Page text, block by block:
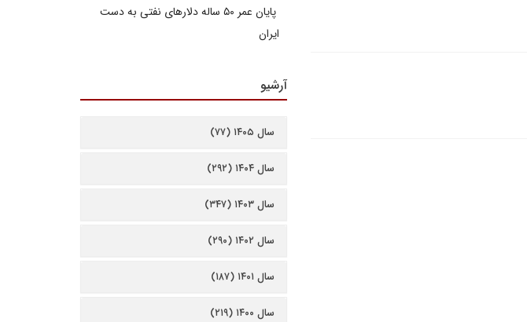
پایان عمر ۵۰ ساله دلارهای نفتی به دست
ایران
آرشیو
سال ۱۴۰۵ (۷۷)
سال ۱۴۰۴ (۲۹۲)
سال ۱۴۰۳ (۳۴۷)
سال ۱۴۰۲ (۲۹۰)
سال ۱۴۰۱ (۱۸۷)
سال ۱۴۰۰ (۲۱۹)